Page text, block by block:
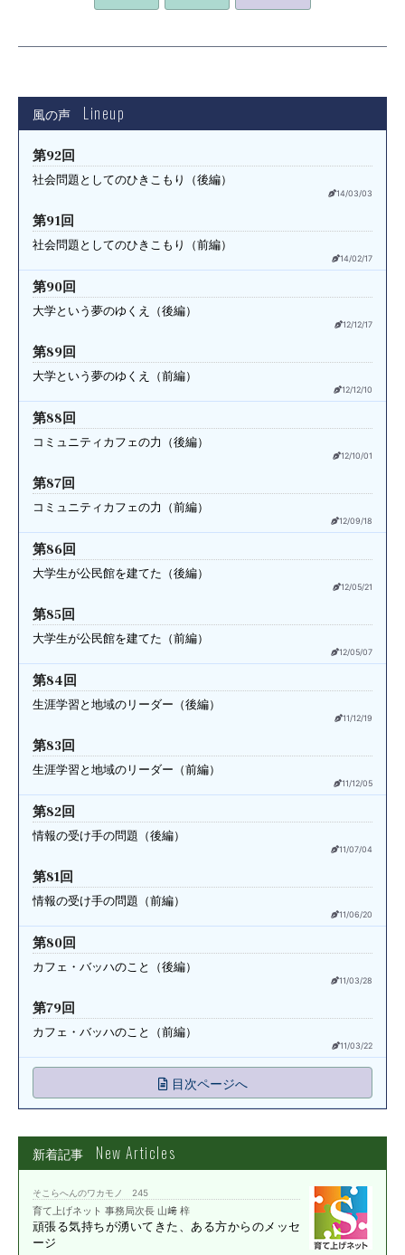
風の声 Lineup
第92回
社会問題としてのひきこもり（後編）
14/03/03
第91回
社会問題としてのひきこもり（前編）
14/02/17
第90回
大学という夢のゆくえ（後編）
12/12/17
第89回
大学という夢のゆくえ（前編）
12/12/10
第88回
コミュニティカフェの力（後編）
12/10/01
第87回
コミュニティカフェの力（前編）
12/09/18
第86回
大学生が公民館を建てた（後編）
12/05/21
第85回
大学生が公民館を建てた（前編）
12/05/07
第84回
生涯学習と地域のリーダー（後編）
11/12/19
第83回
生涯学習と地域のリーダー（前編）
11/12/05
第82回
情報の受け手の問題（後編）
11/07/04
第81回
情報の受け手の問題（前編）
11/06/20
第80回
カフェ・バッハのこと（後編）
11/03/28
第79回
カフェ・バッハのこと（前編）
11/03/22
目次ページへ
新着記事 New Articles
そこらへんのワカモノ 245
育て上げネット 事務局次長 山﨑 梓
頑張る気持ちが湧いてきた、 ある方からのメッセ
ージ